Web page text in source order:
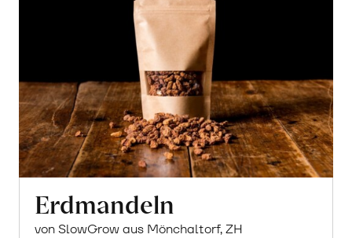
Erdmandeln
von SlowGrow aus Mönchaltorf, ZH